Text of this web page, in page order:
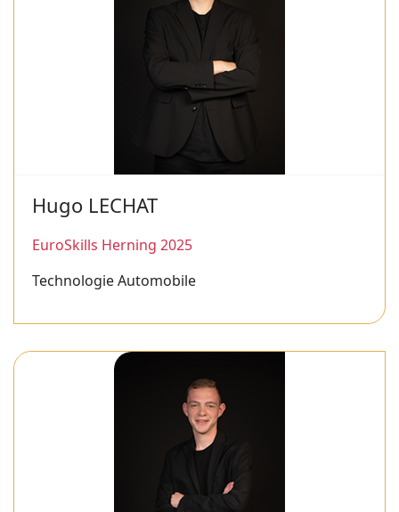
Hugo LECHAT
EuroSkills Herning 2025
Technologie Automobile